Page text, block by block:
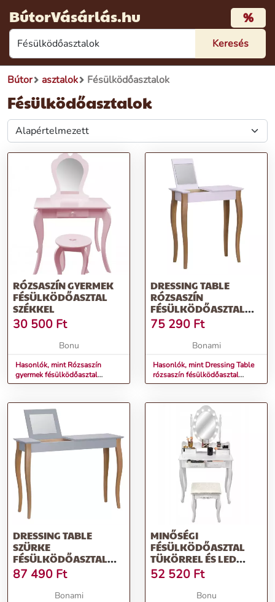
BútorVásárlás.hu %
Bútor asztalok Fésülködőasztalok
Fésülködőasztalok
RÓZSASZÍN GYERMEK
FÉSÜLKÖDŐASZTAL
SZÉKKEL
30 500 Ft
Bonu
Hasonlók, mint Rózsaszín
gyermek fésülködőasztal
székkel
DRESSING TABLE
RÓZSASZÍN
FÉSÜLKÖDŐASZTAL
TÜKÖRREL,
HOSSZÚSÁG 65 CM -
75 290 Ft
Bonami
Hasonlók, mint Dressing Table
rózsaszín fésülködőasztal
tükörrel, hosszúság 65 cm -
DRESSING TABLE
SZÜRKE
FÉSÜLKÖDŐASZTAL
TÜKÖRREL,
HOSSZÚSÁG 105 CM -
87 490 Ft
Bonami
MINŐSÉGI
FÉSÜLKÖDŐASZTAL
TÜKÖRREL ÉS LED
LÁMPÁKKAL
52 520 Ft
Bonu